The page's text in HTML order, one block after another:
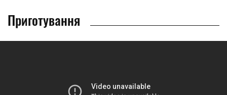
Приготування